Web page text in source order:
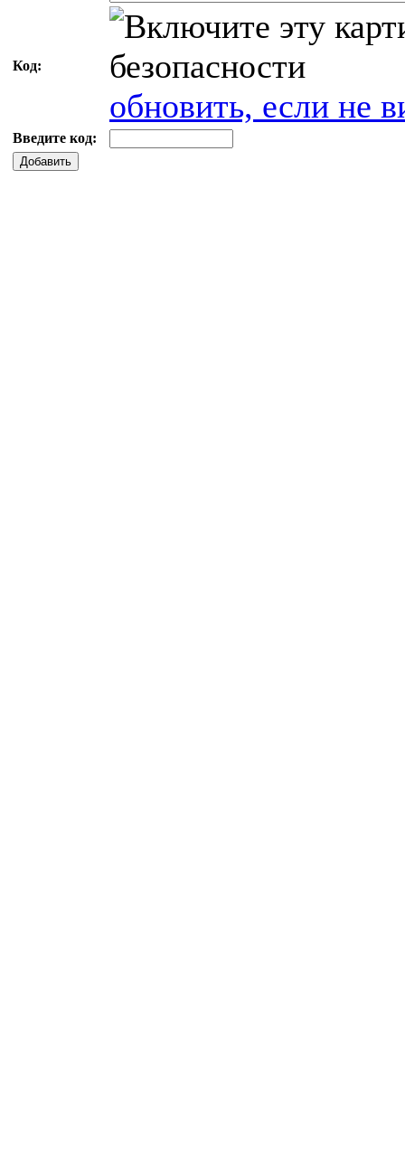
Код:
обновить, если не
Введите код:
Добавить